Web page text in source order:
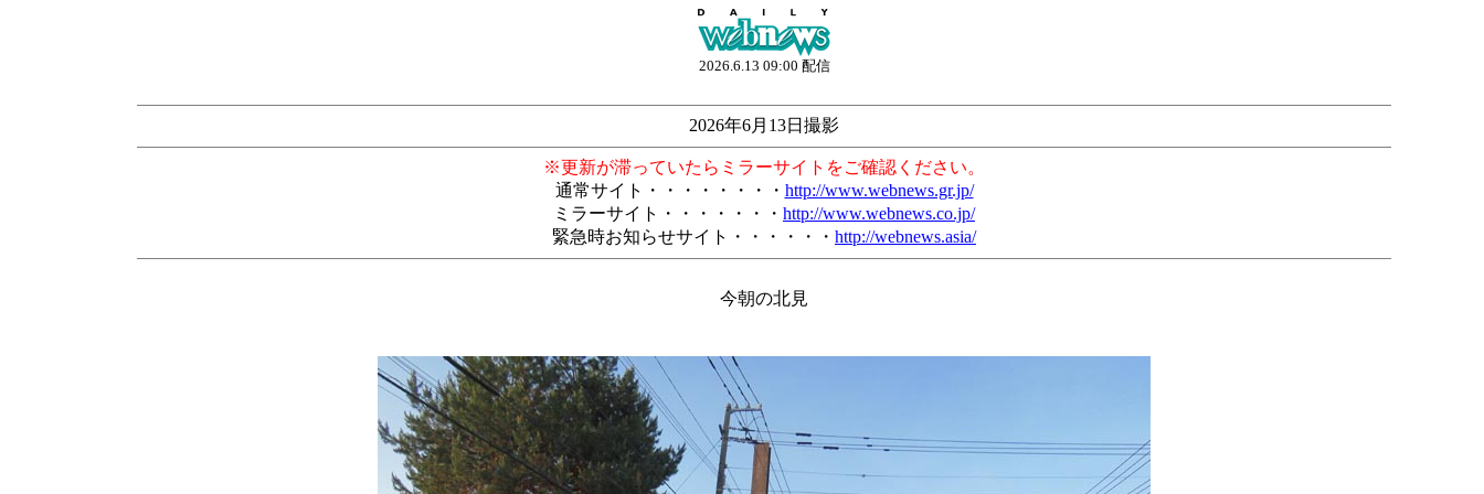
2026.6.13 09:00 配信
2026年6月13日撮影
※更新が滞っていたらミラーサイトをご確認ください。
通常サイト・・・・・・・・ http://www.webnews.gr.jp/
ミラーサイト・・・・・・・ http://www.webnews.co.jp/
緊急時お知らせサイト・・・・・・ http://webnews.asia/
今朝の北見